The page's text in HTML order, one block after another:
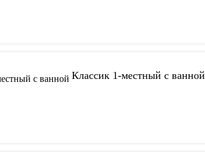
Классик 1-местный с ванной